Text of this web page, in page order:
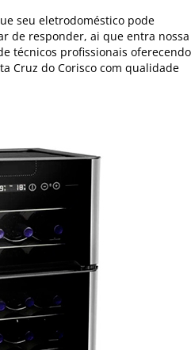
seu eletrodoméstico pode
de responder, ai que entra nossa
técnicos profissionais oferecendo
Cruz do Corisco com qualidade